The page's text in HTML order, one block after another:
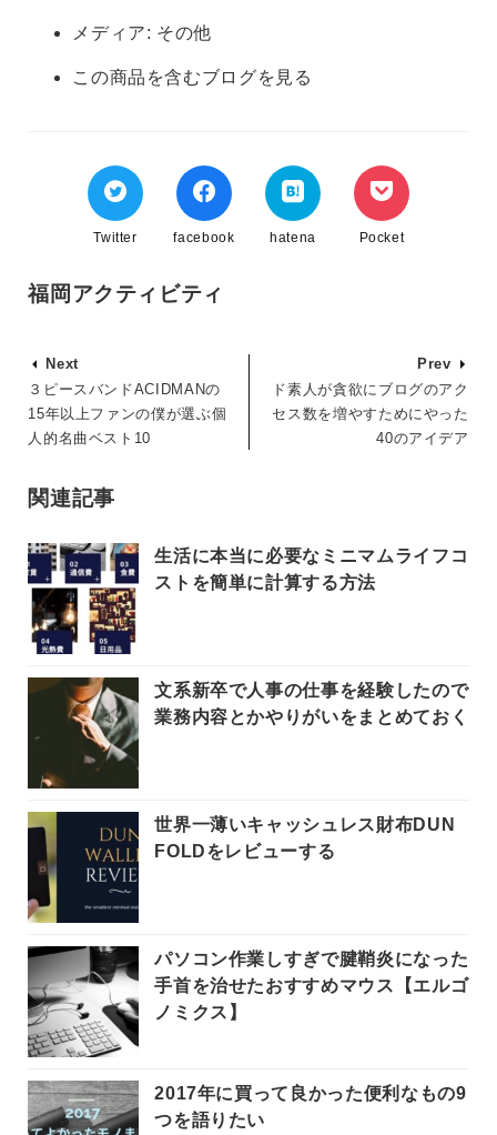
メディア: その他
この商品を含むブログを見る
Twitter facebook hatena Pocket
福岡アクティビティ
Next
３ピースバンドACIDMANの
15年以上ファンの僕が選ぶ個
人的名曲ベスト10
Prev
ド素人が貪欲にブログのアク
セス数を増やすためにやった
40のアイデア
関連記事
生活に本当に必要なミニマムライフコ
ストを簡単に計算する方法
文系新卒で人事の仕事を経験したので
業務内容とかやりがいをまとめておく
世界一薄いキャッシュレス財布DUN
FOLDをレビューする
パソコン作業しすぎで腱鞘炎になった
手首を治せたおすすめマウス【エルゴ
ノミクス】
2017年に買って良かった便利なもの9
つを語りたい